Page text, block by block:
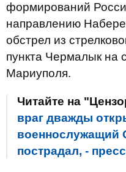
формирований
направлению
обстрел из
пункта Чермалык на
Мариуполя.
Читайте на
враг дважды
военнослужащий
пострадал, -